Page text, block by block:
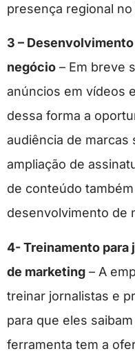
presença regional
3 –
negócio – Em breve
anúncios em vídeos
dessa forma a
audiência de marcas
ampliação de
de conteúdo
desenvolvimento de
4- Treinamento
de marketing – A
treinar jornalistas e
para que eles
ferramenta tem a